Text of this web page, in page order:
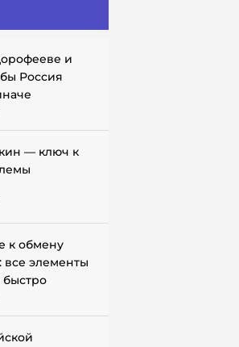
и
Россия
— ключ к
к обмену
все элементы
быстро